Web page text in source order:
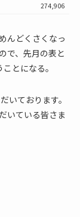
274,906
んどくさくなっ
で、先月の表と
とになる。
いております。
いている皆さま